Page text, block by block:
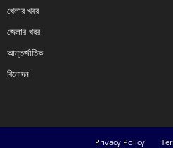
খেলার খবর
জেলার খবর
আন্তর্জাতিক
বিনোদন
Privacy Policy